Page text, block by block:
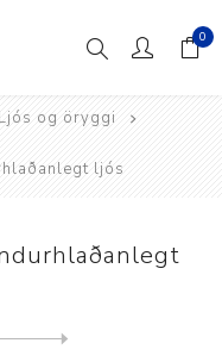
0
Ljós og öryggi
ljós